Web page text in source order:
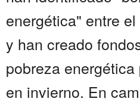
energética" entre
y han creado
pobreza
en invierno. En